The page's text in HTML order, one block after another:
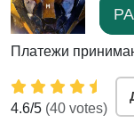
Платежи
4.6/5 (40 votes)